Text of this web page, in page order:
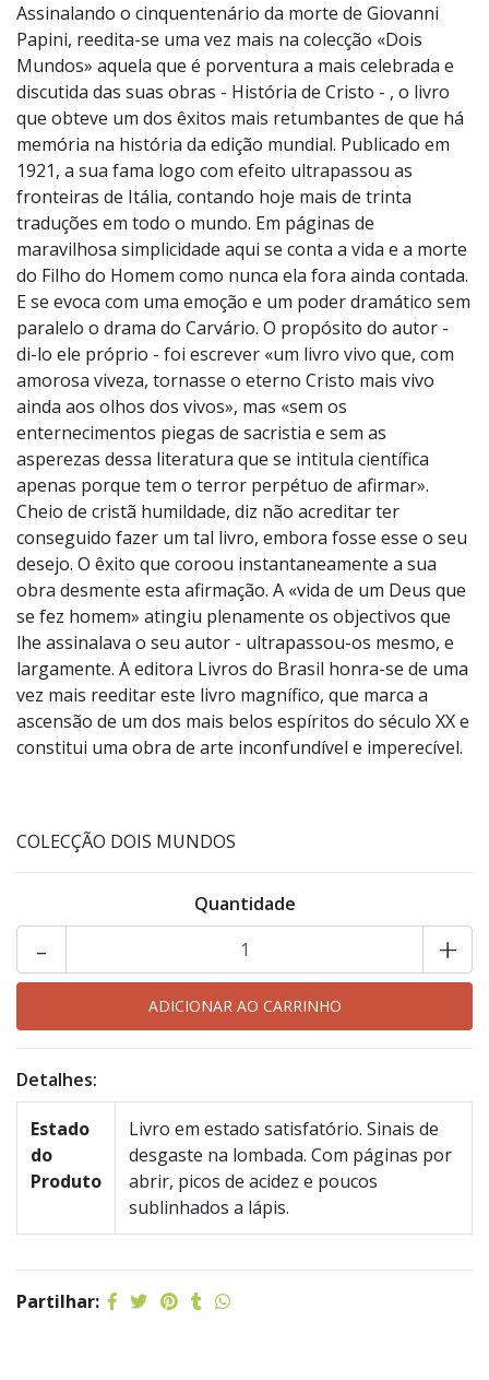
Assinalando o cinquentenário da morte de Giovanni
Papini, reedita-se uma vez mais na colecção «Dois
Mundos» aquela que é porventura a mais celebrada e
discutida das suas obras - História de Cristo - , o livro
que obteve um dos êxitos mais retumbantes de que há
memória na história da edição mundial. Publicado em
1921, a sua fama logo com efeito ultrapassou as
fronteiras de Itália, contando hoje mais de trinta
traduções em todo o mundo. Em páginas de
maravilhosa simplicidade aqui se conta a vida e a morte
do Filho do Homem como nunca ela fora ainda contada.
E se evoca com uma emoção e um poder dramático sem
paralelo o drama do Carvário. O propósito do autor -
di-lo ele próprio - foi escrever «um livro vivo que, com
amorosa viveza, tornasse o eterno Cristo mais vivo
ainda aos olhos dos vivos», mas «sem os
enternecimentos piegas de sacristia e sem as
asperezas dessa literatura que se intitula científica
apenas porque tem o terror perpétuo de afirmar».
Cheio de cristã humildade, diz não acreditar ter
conseguido fazer um tal livro, embora fosse esse o seu
desejo. O êxito que coroou instantaneamente a sua
obra desmente esta afirmação. A «vida de um Deus que
se fez homem» atingiu plenamente os objectivos que
lhe assinalava o seu autor - ultrapassou-os mesmo, e
largamente. A editora Livros do Brasil honra-se de uma
vez mais reeditar este livro magnífico, que marca a
ascensão de um dos mais belos espíritos do século XX e
constitui uma obra de arte inconfundível e imperecível.
COLECÇÃO DOIS MUNDOS
Quantidade
+
-
Detalhes:
Estado
do
Produto
Livro em estado satisfatório. Sinais de
desgaste na lombada. Com páginas por
abrir, picos de acidez e poucos
sublinhados a lápis.
Partilhar: